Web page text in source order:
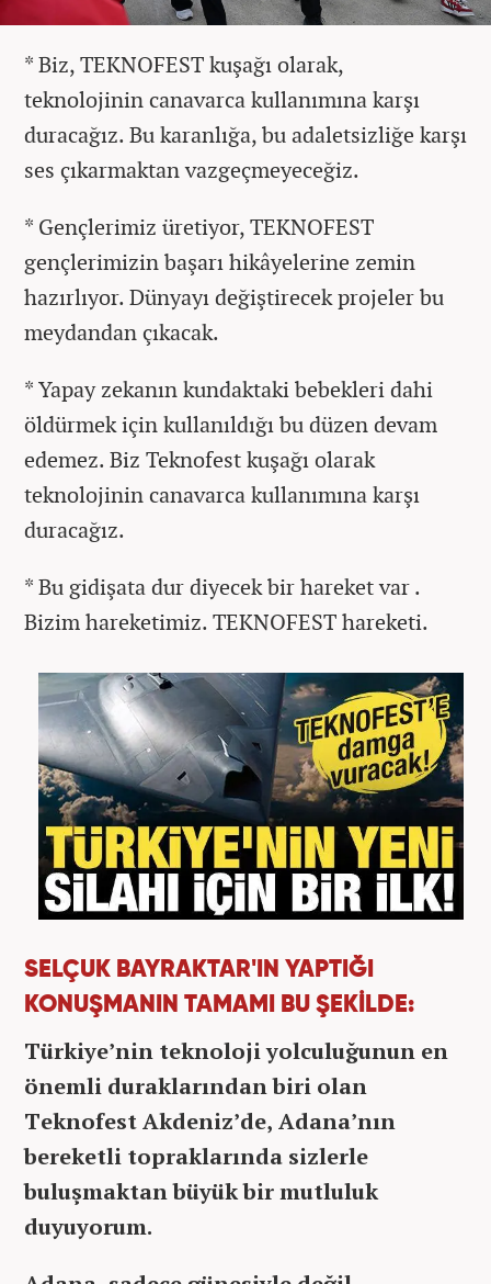
* Biz, TEKNOFEST kuşağı olarak,
teknolojinin canavarca kullanımına karşı
duracağız. Bu karanlığa, bu adaletsizliğe karşı
ses çıkarmaktan vazgeçmeyeceğiz.
* Gençlerimiz üretiyor, TEKNOFEST
gençlerimizin başarı hikâyelerine zemin
hazırlıyor. Dünyayı değiştirecek projeler bu
meydandan çıkacak.
* Yapay zekanın kundaktaki bebekleri dahi
öldürmek için kullanıldığı bu düzen devam
edemez. Biz Teknofest kuşağı olarak
teknolojinin canavarca kullanımına karşı
duracağız.
* Bu gidişata dur diyecek bir hareket var .
Bizim hareketimiz. TEKNOFEST hareketi.
SELÇUK BAYRAKTAR'IN YAPTIĞI
KONUŞMANIN TAMAMI BU ŞEKİLDE:
Türkiye’nin teknoloji yolculuğunun en
önemli duraklarından biri olan
Teknofest Akdeniz’de, Adana’nın
bereketli topraklarında sizlerle
buluşmaktan büyük bir mutluluk
duyuyorum.